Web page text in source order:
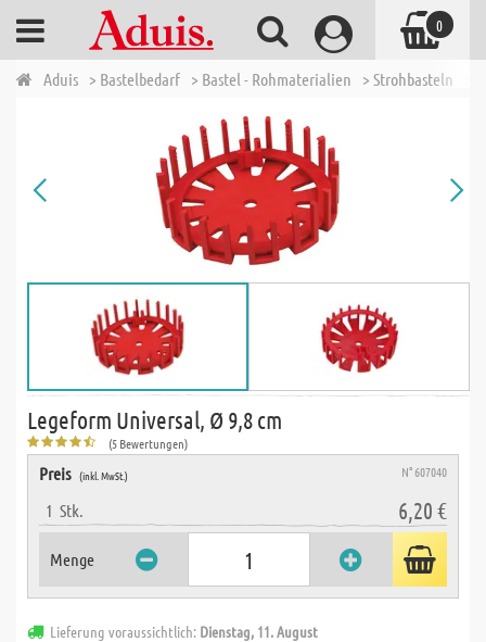
Aduis > Bastelbedarf > Bastel - Rohmaterialien > Strohbasteln
Legeform Universal, Ø 9,8 cm
(5 Bewertungen)
Preis (inkl. MwSt.) N° 607040
1 Stk. 6,20 €
Menge
Lieferung voraussichtlich: Dienstag, 11. August
0